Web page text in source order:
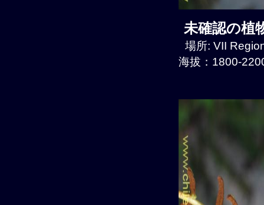
未確認の植
場所: VII
海拔：1800-